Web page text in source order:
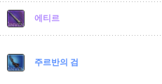
에티르
주르반의 검